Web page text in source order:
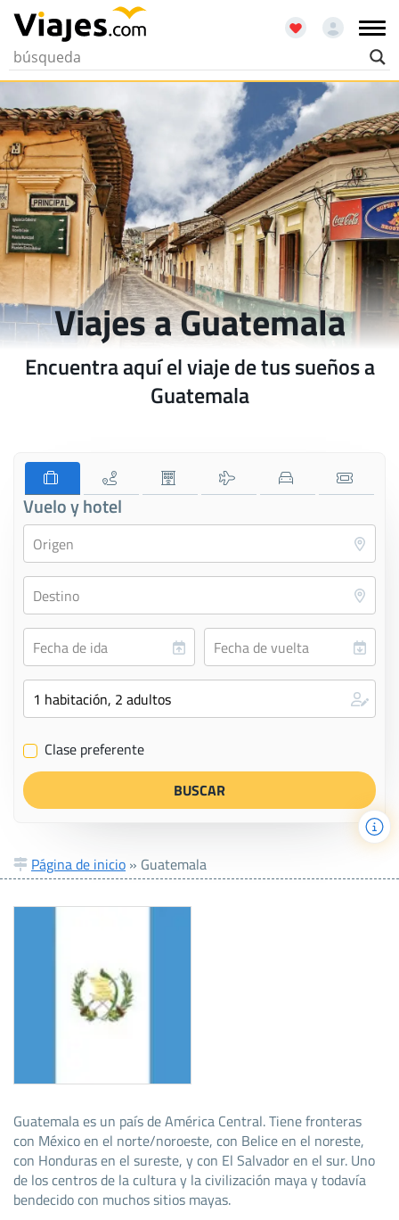
Viajes a Guatemala
Encuentra aquí el viaje de tus sueños a
Guatemala
Vuelo y hotel
✔ Clase preferente
Página de inicio » Guatemala
Guatemala es un país de América Central. Tiene fronteras
con México en el norte/noroeste, con Belice en el noreste,
con Honduras en el sureste, y con El Salvador en el sur. Uno
de los centros de la cultura y la civilización maya y todavía
bendecido con muchos sitios mayas.